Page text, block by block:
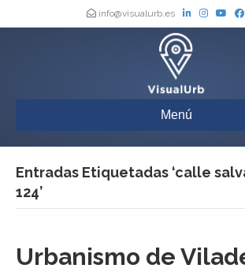
info@visualurb.es
Menú
Entradas Etiquetadas ‘calle
124’
Urbanismo de